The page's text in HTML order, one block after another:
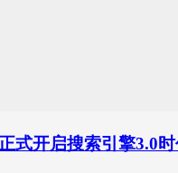
式开启搜索引擎3.0